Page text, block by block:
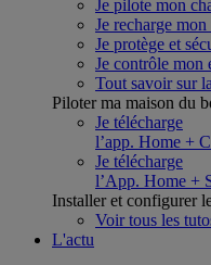
Je pilote mon
Je recharge
Je protège et
Je contrôle mon
Tout savoir sur
Piloter ma maison du
Je télécharge
l’app. Home +
Je télécharge
l’App. Home +
Installer et configurer
Voir tous les
L'actu